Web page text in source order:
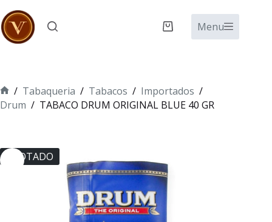
al
contenido
Carro
Menu
Inicio
/ Tabaqueria / Tabacos / Importados /
Drum / TABACO DRUM ORIGINAL BLUE 40 GR
AGOTADO